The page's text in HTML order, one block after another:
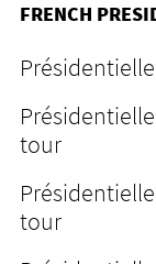
FRENCH
tour
tour